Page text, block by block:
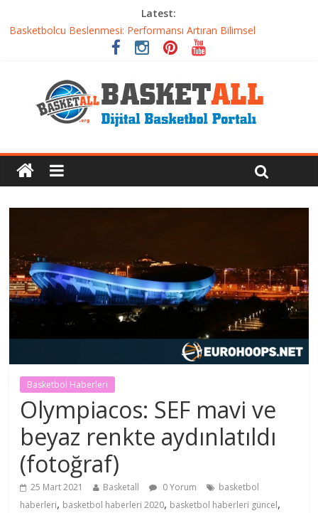
Latest:
Etkili Basketbol Antrenmanı Nasıl Olmalı
Basketbolcu Beslenmesi: Performansı Artıran Bilimsel
Iverson’dan Kyrie’e: Top Sürme Sanatının Dramatik Evrimi
Dünyanın En İyi Basketbol Takımı: Gerçek Şampiyon Kim?
Basketbol Haberleri
Olympiacos: SEF mavi ve
beyaz renkte aydınlatıldı
(fotoğraf)
25 Mart 2021 Basketall 0 Yorum
basketbol
haberleri, basketbol haberleri 2020, basketbol haberleri güncel,